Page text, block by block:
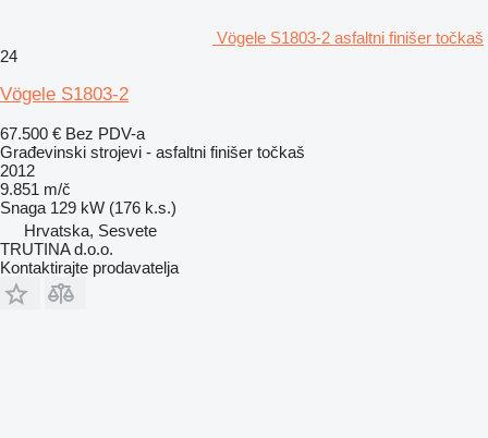
Vögele S1803-2 asfaltni finišer točkaš
24
Vögele S1803-2
67.500 € Bez PDV-a
Građevinski strojevi - asfaltni finišer točkaš
2012
9.851 m/č
Snaga 129 kW (176 k.s.)
Hrvatska, Sesvete
TRUTINA d.o.o.
Kontaktirajte prodavatelja